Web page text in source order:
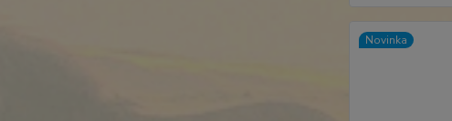
Novinka